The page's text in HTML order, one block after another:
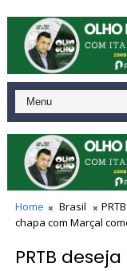
Home Brasil
chapa com Marçal
PRTB